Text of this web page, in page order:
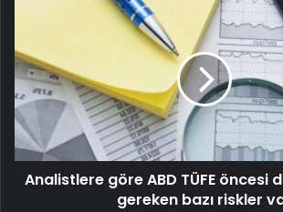
Analistlere göre ABD TÜFE öncesi
gereken bazı riskler